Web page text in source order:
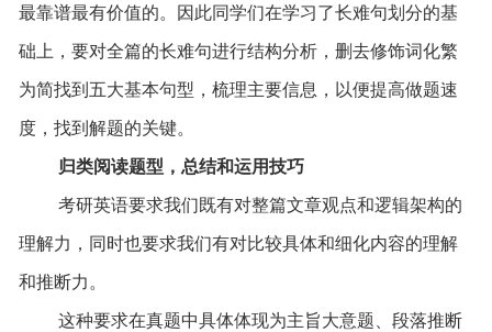
最靠谱最有价值的。因此同学们在学习了长难句划分的基
础上，要对全篇的长难句进行结构分析，删去修饰词化繁
为简找到五大基本句型，梳理主要信息，以便提高做题速
度，找到解题的关键。
归类阅读题型，总结和运用技巧
考研英语要求我们既有对整篇文章观点和逻辑架构的
理解力，同时也要求我们有对比较具体和细化内容的理解
和推断力。
这种要求在真题中具体体现为主旨大意题、段落推断